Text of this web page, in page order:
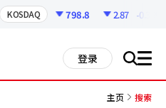
KOSDAQ 798.8 2.87 -0.36%
登录 搜 all
主页 搜索